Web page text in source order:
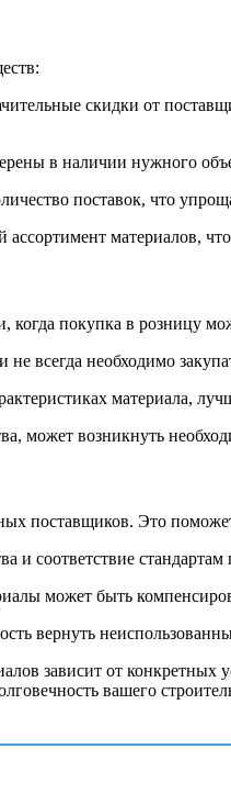
скидки от
в наличии нужного
поставок, что
материалов,
покупка в розницу
всегда необходимо
материала,
может возникнуть
поставщиков. Это
и соответствие
может быть
вернуть
зависит от
вашего